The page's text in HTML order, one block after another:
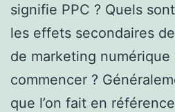
signifie PPC ? Quels
les effets secondaires
de marketing numérique
commencer ?
que l’on fait en